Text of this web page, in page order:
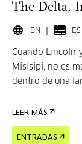
The Delta,
EN ES
Cuando Lincoln
Misisipi, no es
dentro de una
LEER MÁS
ENTRADAS